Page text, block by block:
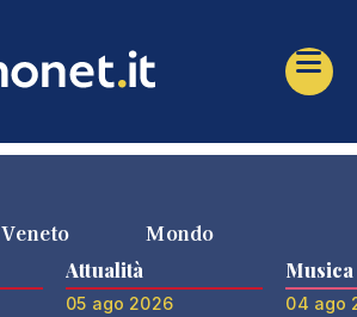
Veneto Mondo
Attualità
05 ago 2026
Musica
04 ago